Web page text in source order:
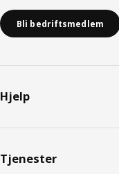
Bli bedriftsmedlem
Hjelp
Tjenester